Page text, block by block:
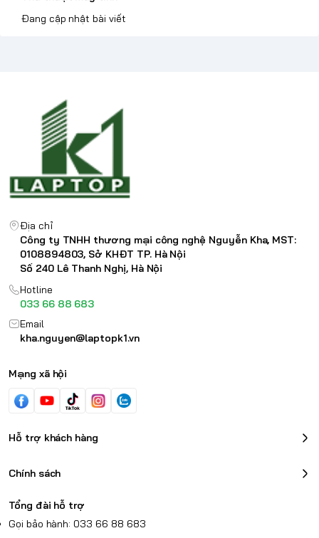
Đang cập nhật bài viết
Địa chỉ
Công ty TNHH thương mại công nghệ Nguyễn Kha, MST:
0108894803, Sở KHĐT TP. Hà Nội
Số 240 Lê Thanh Nghị, Hà Nội
Hotline
033 66 88 683
Email
kha.nguyen@laptopk1.vn
Mạng xã hội
Hỗ trợ khách hàng
Chính sách
Tổng đài hỗ trợ
Gọi bảo hành: 033 66 88 683